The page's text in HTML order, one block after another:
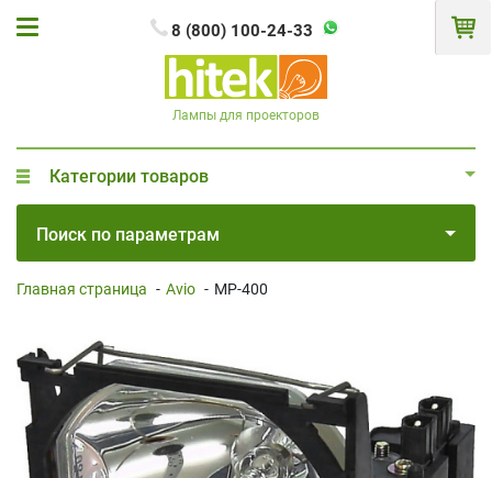
8 (800) 100-24-33
Лампы для проекторов
Категории товаров
Поиск по параметрам
Главная страница - Avio - MP-400